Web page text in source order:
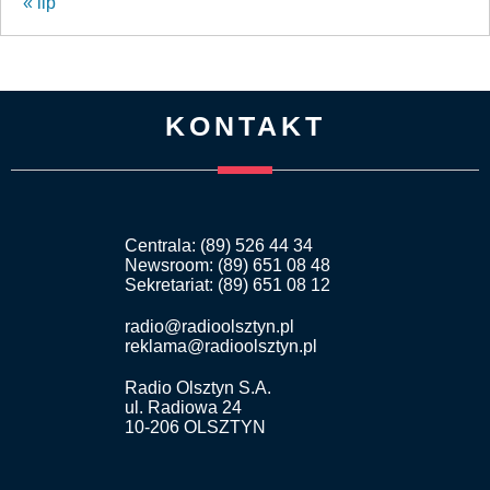
KONTAKT
Centrala: (89) 526 44 34
Newsroom: (89) 651 08 48
Sekretariat: (89) 651 08 12
radio@radioolsztyn.pl
reklama@radioolsztyn.pl
Radio Olsztyn S.A.
ul. Radiowa 24
10-206 OLSZTYN